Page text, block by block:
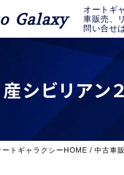
Galaxy
オートギ
車販売、
問い合せ
シビリアン
ートギャラクシーHOME / 中古車